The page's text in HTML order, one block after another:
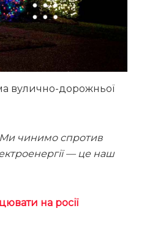
вулично-дорожньої
Ми чинимо спротив
— це наш
на росії